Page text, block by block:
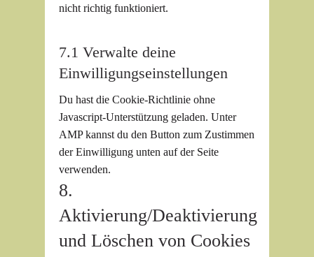
nicht richtig funktioniert.
7.1 Verwalte deine
Einwilligungseinstellungen
Du hast die Cookie-Richtlinie ohne
Javascript-Unterstützung geladen. Unter
AMP kannst du den Button zum Zustimmen
der Einwilligung unten auf der Seite
verwenden.
8.
Aktivierung/Deaktivierung
und Löschen von Cookies